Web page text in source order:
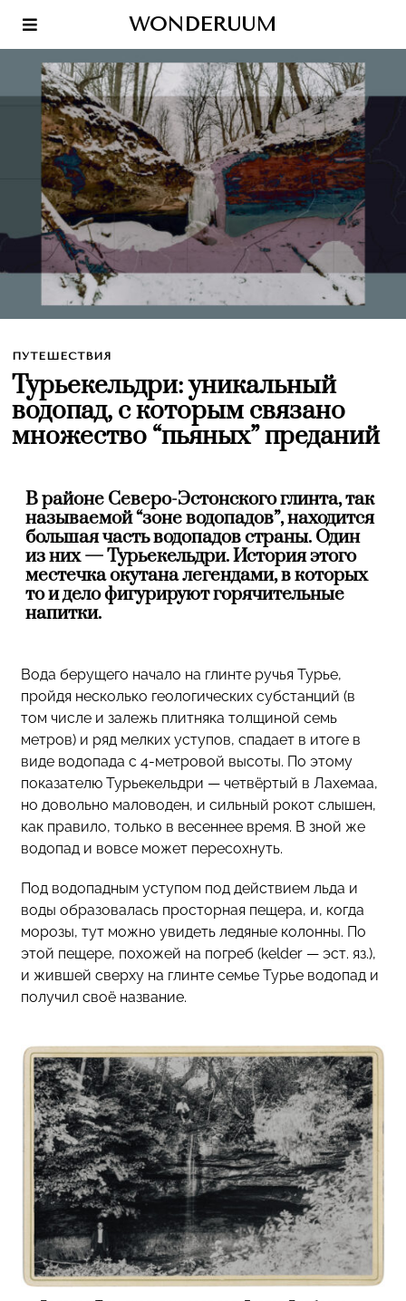
ПУТЕШЕСТВИЯ
Турьекельдри: уникальный
водопад, с которым связано
множество “пьяных” преданий
WONDERUUM
В районе Северо-Эстонского глинта, так
называемой “зоне водопадов”, находится
большая часть водопадов страны. Один
из них — Турьекельдри. История этого
местечка окутана легендами, в которых
то и дело фигурируют горячительные
напитки.
Вода берущего начало на глинте ручья Турье,
пройдя несколько геологических субстанций (в
том числе и залежь плитняка толщиной семь
метров) и ряд мелких уступов, спадает в итоге в
виде водопада с 4-метровой высоты. По этому
показателю Турьекельдри — четвёртый в Лахемаа,
но довольно маловоден, и сильный рокот слышен,
как правило, только в весеннее время. В зной же
водопад и вовсе может пересохнуть.
Под водопадным уступом под действием льда и
воды образовалась просторная пещера, и, когда
морозы, тут можно увидеть ледяные колонны. По
этой пещере, похожей на погреб (kelder — эст. яз.),
и жившей сверху на глинте семье Турье водопад и
получил своё название.